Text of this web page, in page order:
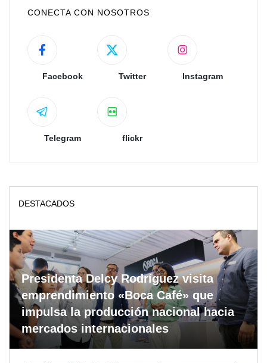
CONECTA CON NOSOTROS
Facebook Twitter Instagram
Telegram flickr
DESTACADOS
Presidenta Delcy Rodríguez visita
emprendimiento «Boca Café» que
impulsa la producción nacional hacia
mercados internacionales